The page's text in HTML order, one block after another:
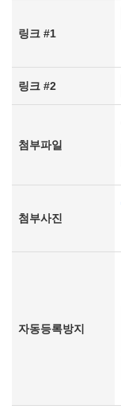
링크 #1
링크 #2
첨부파일
첨부사진
자동등록방지